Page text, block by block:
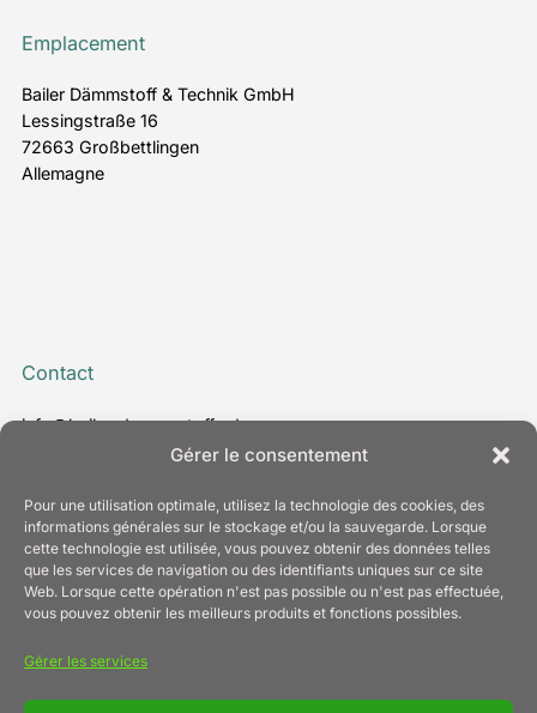
Gérer le consentement
Pour une utilisation optimale, utilisez la technologie des cookies, des
informations générales sur le stockage et/ou la sauvegarde. Lorsque
cette technologie est utilisée, vous pouvez obtenir des données telles
que les services de navigation ou des identifiants uniques sur ce site
Web. Lorsque cette opération n'est pas possible ou n'est pas effectuée,
vous pouvez obtenir les meilleurs produits et fonctions possibles.
Gérer les services
Emplacement
Bailer Dämmstoff & Technik GmbH
Lessingstraße 16
72663 Großbettlingen
Allemagne
Contact
info@bailer-daemmstoffe.de
www.bailer-daemmstoffe.de
Information
Mentions légales
Politique relative aux cookies (UE)